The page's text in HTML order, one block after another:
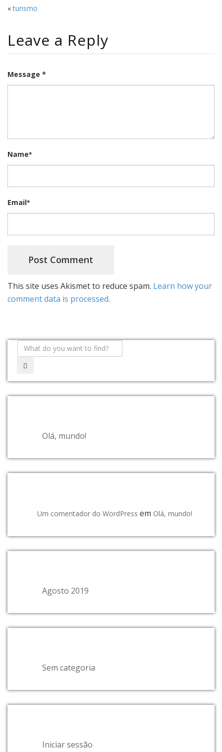
«turismo
Leave a Reply
Message *
Name*
Email*
This site uses Akismet to reduce spam. Learn how your
comment data is processed.
Olá, mundo!
Um comentador do WordPress em Olá, mundo!
Agosto 2019
Sem categoria
Iniciar sessão